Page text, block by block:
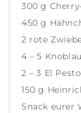
300 g
450 g
2 rote
4 – 5
2 – 3 El
150 g
Snack eurer